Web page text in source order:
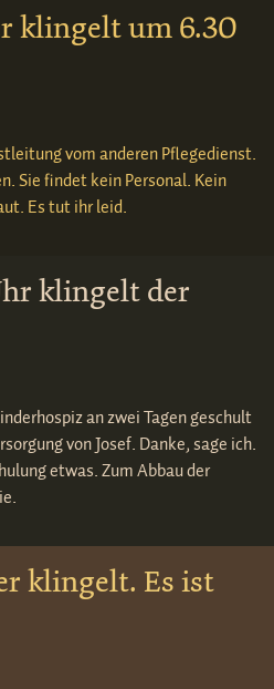
klingelt um 6.30
vom anderen Pflegedienst.
Sie findet kein Personal. Kein
Es tut ihr leid.
klingelt der
an zwei Tagen geschult
von Josef. Danke, sage ich.
etwas. Zum Abbau der
klingelt. Es ist